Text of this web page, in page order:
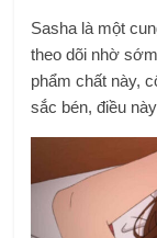
Sasha là một
theo dõi nhờ
phẩm chất này,
sắc bén, điều